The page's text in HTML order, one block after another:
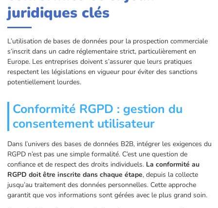
juridiques clés
L’utilisation de bases de données pour la prospection commerciale
s’inscrit dans un cadre réglementaire strict, particulièrement en
Europe. Les entreprises doivent s’assurer que leurs pratiques
respectent les législations en vigueur pour éviter des sanctions
potentiellement lourdes.
Conformité RGPD : gestion du
consentement utilisateur
Dans l’univers des bases de données B2B, intégrer les exigences du
RGPD n’est pas une simple formalité. C’est une question de
confiance et de respect des droits individuels. La conformité au
RGPD doit être inscrite dans chaque étape, depuis la collecte
jusqu’au traitement des données personnelles. Cette approche
garantit que vos informations sont gérées avec le plus grand soin.